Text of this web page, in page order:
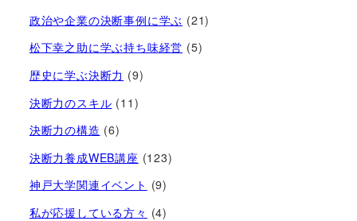
政治や企業の決断事例に学ぶ (21)
松下幸之助に学ぶ持ち味経営 (5)
歴史に学ぶ決断力 (9)
決断力のスキル (11)
決断力の構造 (6)
決断力養成WEB講座 (123)
神戸大学関連イベント (9)
私が応援している方々 (4)